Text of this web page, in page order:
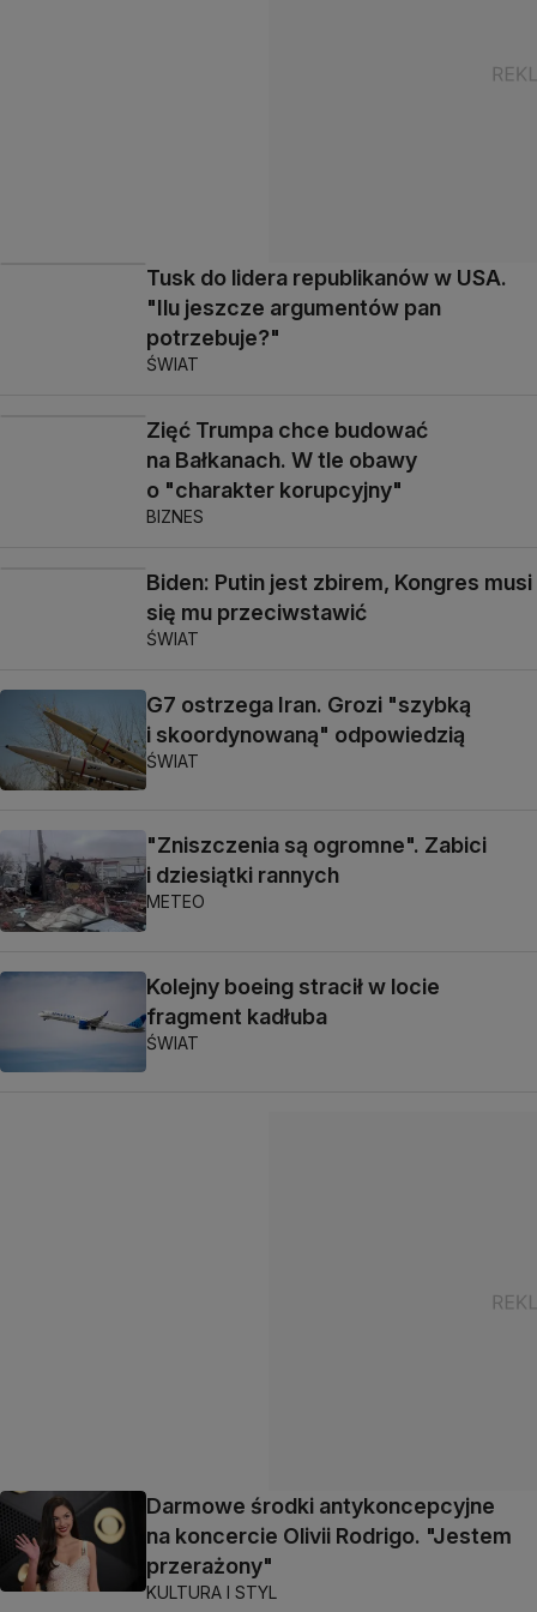
Tusk do lidera republikanów w USA.
"Ilu jeszcze argumentów pan
potrzebuje?"
ŚWIAT
Zięć Trumpa chce budować
na Bałkanach. W tle obawy
o "charakter korupcyjny"
BIZNES
Biden: Putin jest zbirem, Kongres musi
się mu przeciwstawić
ŚWIAT
G7 ostrzega Iran. Grozi "szybką
i skoordynowaną" odpowiedzią
ŚWIAT
"Zniszczenia są ogromne". Zabici
i dziesiątki rannych
METEO
Kolejny boeing stracił w locie
fragment kadłuba
ŚWIAT
Darmowe środki antykoncepcyjne
na koncercie Olivii Rodrigo. "Jestem
przerażony"
KULTURA I STYL